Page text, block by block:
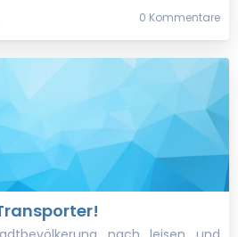
0 Kommentare